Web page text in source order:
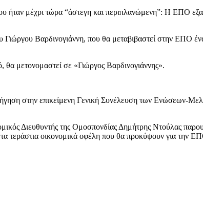
ήταν μέχρι τώρα “άστεγη και περιπλανώμενη”: Η ΕΠΟ
Βαρδινογιάννη, που θα μεταβιβαστεί στην ΕΠΟ
θα μετονομαστεί σε «Γιώργος Βαρδινογιάννης».
στην επικείμενη Γενική Συνέλευση των Ενώσεων-
Διευθυντής της Ομοσπονδίας Δημήτρης Ντούλας
τεράστια οικονομικά οφέλη που θα προκύψουν για την